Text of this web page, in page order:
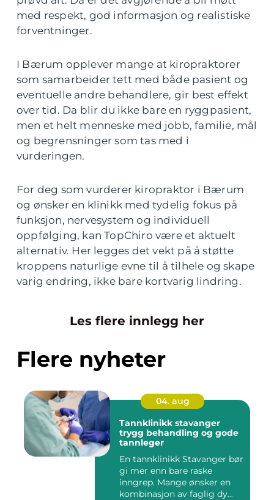
med respekt, god informasjon og realistiske
forventninger.
I Bærum opplever mange at kiropraktorer
som samarbeider tett med både pasient og
eventuelle andre behandlere, gir best effekt
over tid. Da blir du ikke bare en ryggpasient,
men et helt menneske med jobb, familie, mål
og begrensninger som tas med i
vurderingen.
For deg som vurderer kiropraktor i Bærum
og ønsker en klinikk med tydelig fokus på
funksjon, nervesystem og individuell
oppfølging, kan TopChiro være et aktuelt
alternativ. Her legges det vekt på å støtte
kroppens naturlige evne til å tilhele og skape
varig endring, ikke bare kortvarig lindring.
Les flere innlegg her
Flere nyheter
04. aug
Tannklinikk stavanger
trygg behandling og gode
tannleger
En tannklinikk Stavanger bør
gi mer enn bare raske
inngrep. Mange ønsker en
kombinasjon av faglig dy...